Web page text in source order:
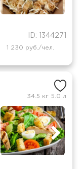
ID: 1344271
1 230 руб./чел.
34.5 кг 5.0 л